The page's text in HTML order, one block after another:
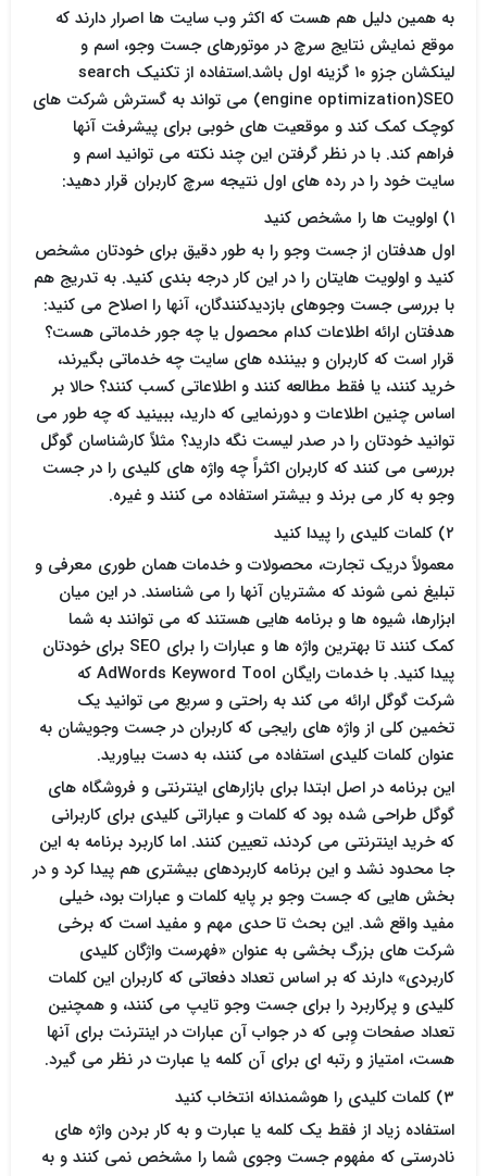
به همین دلیل هم هست که اکثر وب سایت ها اصرار دارند که
موقع نمایش نتایج سرچ در موتورهای جست وجو، اسم و
لینکشان جزو ۱۰ گزینه اول باشد.استفاده از تکنیک search
engine optimization)SEO) می تواند به گسترش شرکت های
کوچک کمک کند و موقعیت های خوبی برای پیشرفت آنها
فراهم کند. با در نظر گرفتن این چند نکته می توانید اسم و
سایت خود را در رده های اول نتیجه سرچ کاربران قرار دهید:
۱) اولویت ها را مشخص کنید
اول هدفتان از جست وجو را به طور دقیق برای خودتان مشخص
کنید و اولویت هایتان را در این کار درجه بندی کنید. به تدریج هم
با بررسی جست وجوهای بازدیدکنندگان، آنها را اصلاح می کنید:
هدفتان ارائه اطلاعات کدام محصول یا چه جور خدماتی هست؟
قرار است که کاربران و بیننده های سایت چه خدماتی بگیرند،
خرید کنند، یا فقط مطالعه کنند و اطلاعاتی کسب کنند؟ حالا بر
اساس چنین اطلاعات و دورنمایی که دارید، ببینید که چه طور می
توانید خودتان را در صدر لیست نگه دارید؟ مثلاً کارشناسان گوگل
بررسی می کنند که کاربران اکثراً چه واژه های کلیدی را در جست
وجو به کار می برند و بیشتر استفاده می کنند و غیره.
۲) کلمات کلیدی را پیدا کنید
معمولاً دریک تجارت، محصولات و خدمات همان طوری معرفی و
تبلیغ نمی شوند که مشتریان آنها را می شناسند. در این میان
ابزارها، شیوه ها و برنامه هایی هستند که می توانند به شما
کمک کنند تا بهترین واژه ها و عبارات را برای SEO برای خودتان
پیدا کنید. با خدمات رایگان AdWords Keyword Tool که
شرکت گوگل ارائه می کند به راحتی و سریع می توانید یک
تخمین کلی از واژه های رایجی که کاربران در جست وجویشان به
عنوان کلمات کلیدی استفاده می کنند، به دست بیاورید.
این برنامه در اصل ابتدا برای بازارهای اینترنتی و فروشگاه های
گوگل طراحی شده بود که کلمات و عباراتی کلیدی برای کاربرانی
که خرید اینترنتی می کردند، تعیین کنند. اما کاربرد برنامه به این
جا محدود نشد و این برنامه کاربردهای بیشتری هم پیدا کرد و در
بخش هایی که جست وجو بر پایه کلمات و عبارات بود، خیلی
مفید واقع شد. این بحث تا حدی مهم و مفید است که برخی
شرکت های بزرگ بخشی به عنوان «فهرست واژگان کلیدی
کاربردی» دارند که بر اساس تعداد دفعاتی که کاربران این کلمات
کلیدی و پرکاربرد را برای جست وجو تایپ می کنند، و همچنین
تعداد صفحات وِبی که در جواب آن عبارات در اینترنت برای آنها
هست، امتیاز و رتبه ای برای آن کلمه یا عبارت در نظر می گیرد.
۳) کلمات کلیدی را هوشمندانه انتخاب کنید
استفاده زیاد از فقط یک کلمه یا عبارت و به کار بردن واژه های
نادرستی که مفهوم جست وجوی شما را مشخص نمی کنند و به